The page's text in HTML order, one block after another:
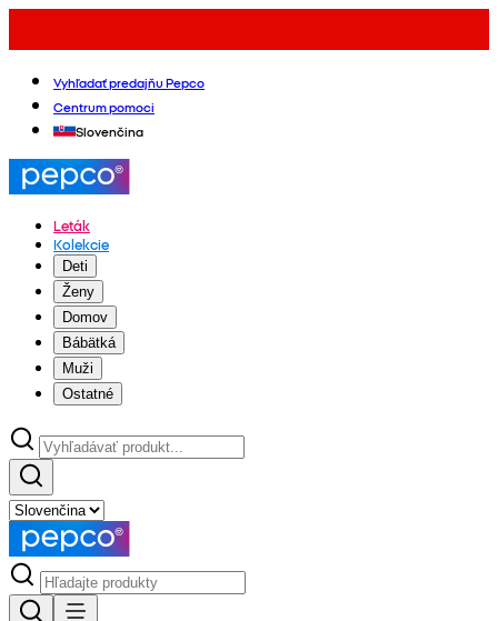
Vyhľadať predajňu Pepco
Centrum pomoci
Slovenčina
Leták
Kolekcie
Deti
Ženy
Domov
Bábätká
Muži
Ostatné